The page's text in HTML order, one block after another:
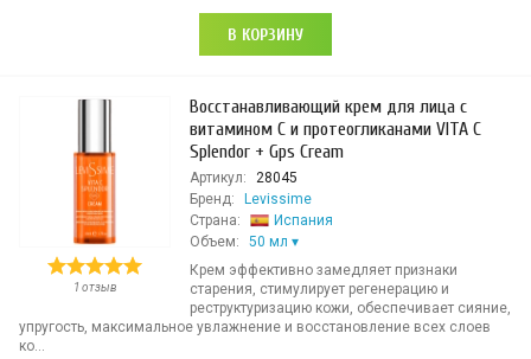
В КОРЗИНУ
1 отзыв
Восстанавливающий крем для лица с
витамином С и протеогликанами VITA C
Splendor + Gps Cream
Артикул:
28045
Бренд:
Levissime
Страна:
Испания
Объем:
50 мл
Крем эффективно замедляет признаки
старения, стимулирует регенерацию и
реструктуризацию кожи, обеспечивает сияние,
упругость, максимальное увлажнение и восстановление всех слоев
ко...